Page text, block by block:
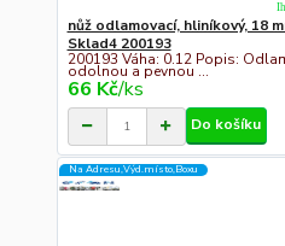
nůž odlamovací, hliníkový, 18
Sklad4 200193
200193 Váha: 0.12 Popis:
odolnou a pevnou ...
66 Kč/ks
Do košíku
Na Adresu,Výd.místo,Boxu